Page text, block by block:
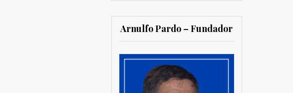
Arnulfo Pardo – Fundador